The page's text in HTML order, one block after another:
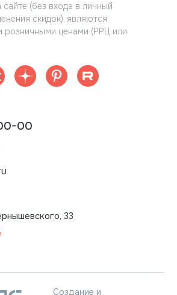
(без входа в личный
скидок), являются
розничными ценами (РРЦ или
00
33
Создание и